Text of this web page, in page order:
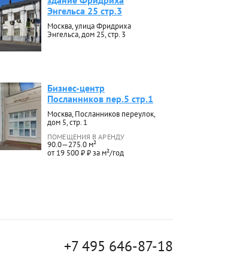
Энгельса 25 стр.3
Москва, улица Фридриха
Энгельса, дом 25, стр. 3
Бизнес-центр
Посланников пер.5 стр.1
Москва, Посланников переулок,
дом 5, стр. 1
ПОМЕЩЕНИЯ В АРЕНДУ
90.0—275.0 м²
от 19 500 ₽ ₽ за м²/год
+7 495 646-87-18